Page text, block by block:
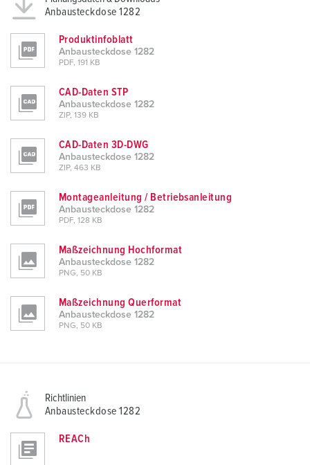
Anbausteckdose 1282
Produktinfoblatt
Anbausteckdose 1282
PDF, 191 KB
CAD-Daten STP
Anbausteckdose 1282
ZIP, 139 KB
CAD-Daten 3D-DWG
Anbausteckdose 1282
ZIP, 463 KB
Montageanleitung / Betriebsanleitung
Anbausteckdose 1282
PDF, 128 KB
Maßzeichnung Hochformat
Anbausteckdose 1282
PNG, 50 KB
Maßzeichnung Querformat
Anbausteckdose 1282
PNG, 50 KB
Richtlinien
Anbausteckdose 1282
REACh